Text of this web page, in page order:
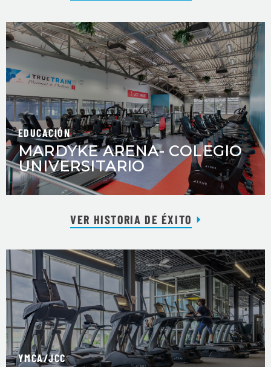
EDUCACIÓN
MARDYKE ARENA- COLEGIO
UNIVERSITARIO
VER HISTORIA DE ÉXITO
YMCA/JCC